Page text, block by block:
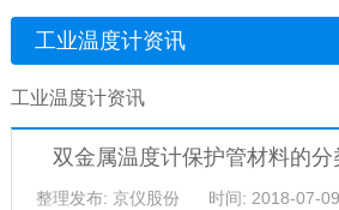
工业温度计资讯
工业温度计资讯
双金属温度计保护管材料的
整理发布: 京仪股份 时间: 2018-07-